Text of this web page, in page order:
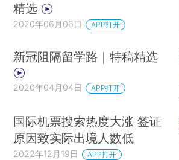
精选
2020年06月06日 APP打开
新冠阻隔留学路｜特稿精选
2020年04月04日 APP打开
国际机票搜索热度大涨 签证
原因致实际出境人数低
2022年12月19日 APP打开